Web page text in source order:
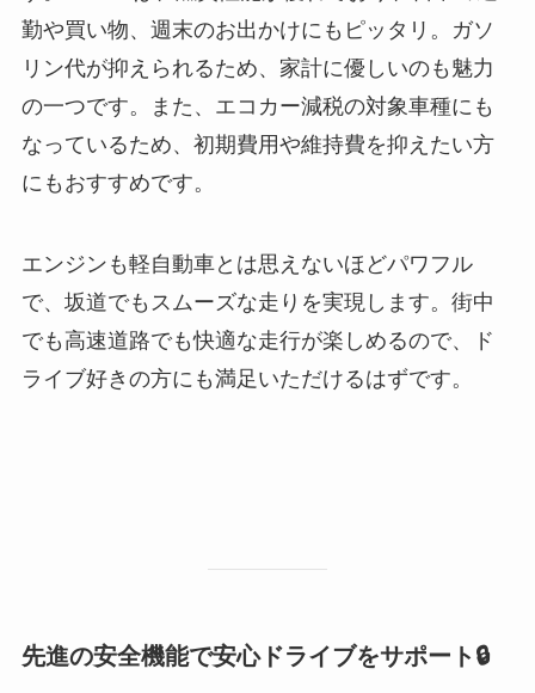
勤や買い物、週末のお出かけにもピッタリ。ガソ
リン代が抑えられるため、家計に優しいのも魅力
の一つです。また、エコカー減税の対象車種にも
なっているため、初期費用や維持費を抑えたい方
にもおすすめです。
エンジンも軽自動車とは思えないほどパワフル
で、坂道でもスムーズな走りを実現します。街中
でも高速道路でも快適な走行が楽しめるので、ド
ライブ好きの方にも満足いただけるはずです。
先進の安全機能で安心ドライブをサポート🔒